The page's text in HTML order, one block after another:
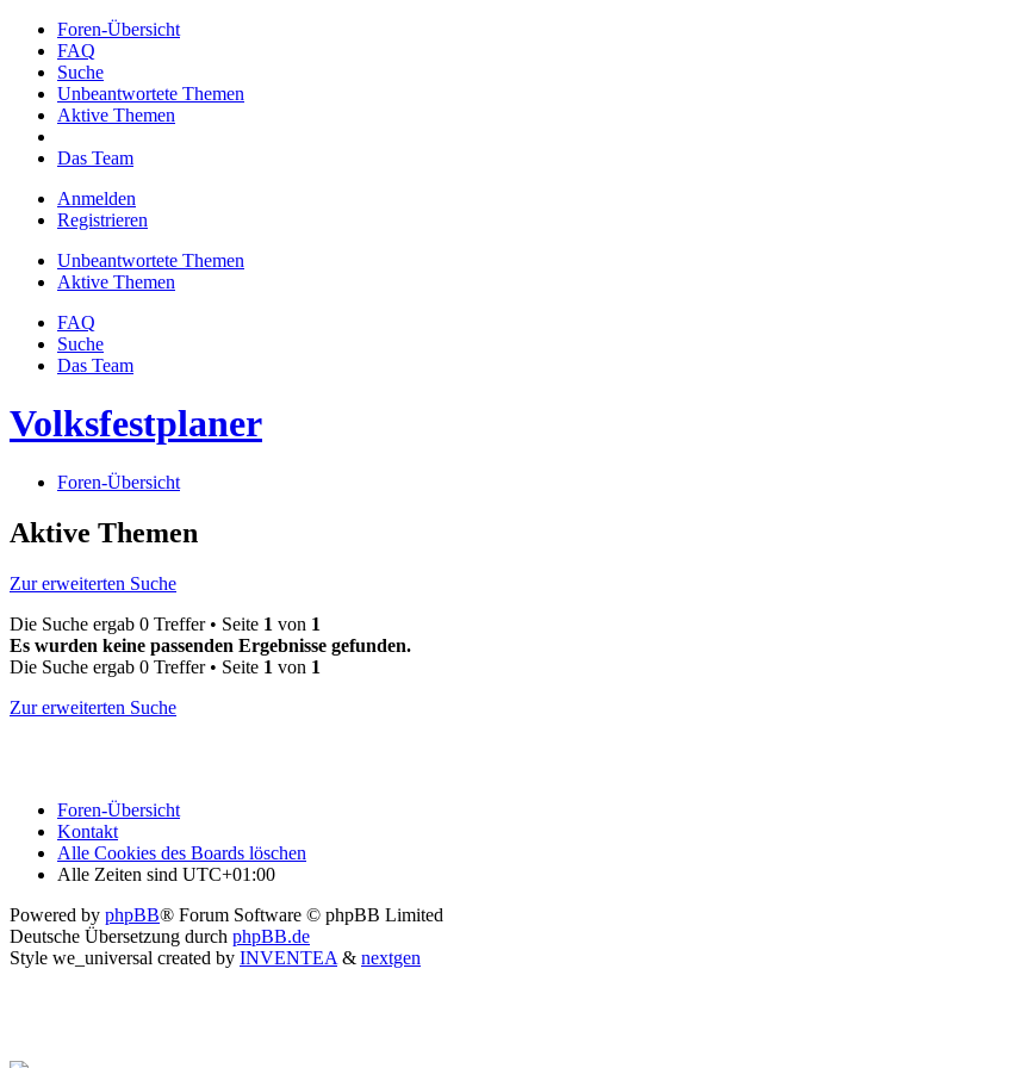
Foren-Übersicht
FAQ
Suche
Unbeantwortete Themen
Aktive Themen
Das Team
Anmelden
Registrieren
Unbeantwortete Themen
Aktive Themen
FAQ
Suche
Das Team
Volksfestplaner
Foren-Übersicht
Aktive Themen
Zur erweiterten Suche
Die Suche ergab 0 Treffer • Seite 1 von 1
Es wurden keine passenden Ergebnisse gefunden.
Die Suche ergab 0 Treffer • Seite 1 von 1
Zur erweiterten Suche
Foren-Übersicht
Kontakt
Alle Cookies des Boards löschen
Alle Zeiten sind UTC+01:00
Powered by phpBB® Forum Software © phpBB Limited
Deutsche Übersetzung durch phpBB.de
Style we_universal created by INVENTEA & nextgen